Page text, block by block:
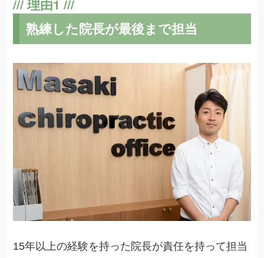
熟練した院長が最後まで担当
15年以上の経験を持った院長が責任を持って担当